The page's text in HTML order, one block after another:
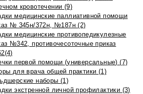
кровотечении (9)
медицинские паллиативной помощи
№ 345н/372н, №187н (2)
медицинские противопедикулезные
№342, противочесоточные приказ
первой помощи (универсальные) (7)
для врача общей практики (1)
наборы (1)
экстренной личной профилактики (3)